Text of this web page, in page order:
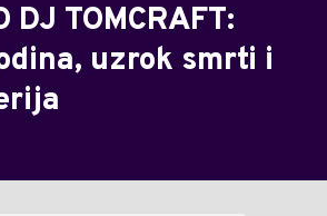
DJ TOMCRAFT:
uzrok smrti i